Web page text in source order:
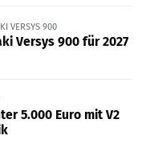
VERSYS 900
Versys 900 für 2027
5.000 Euro mit V2